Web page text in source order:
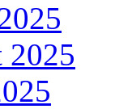
2025